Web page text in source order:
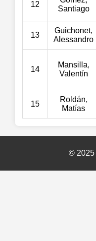
12
Santiago
13
Guichonet,
Alessandro
14
Mansilla,
Valentín
15
Roldán,
Matías
© 2025